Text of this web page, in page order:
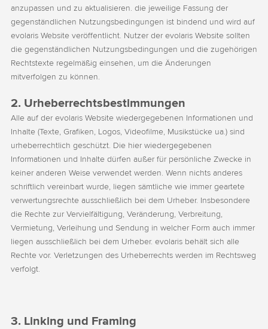
anzupassen und zu aktualisieren. die jeweilige Fassung der
gegenständlichen Nutzungsbedingungen ist bindend und wird auf
evolaris Website veröffentlicht. Nutzer der evolaris Website sollten
die gegenständlichen Nutzungsbedingungen und die zugehörigen
Rechtstexte regelmäßig einsehen, um die Änderungen
mitverfolgen zu können.
2. Urheberrechtsbestimmungen
Alle auf der evolaris Website wiedergegebenen Informationen und
Inhalte (Texte, Grafiken, Logos, Videofilme, Musikstücke ua.) sind
urheberrechtlich geschützt. Die hier wiedergegebenen
Informationen und Inhalte dürfen außer für persönliche Zwecke in
keiner anderen Weise verwendet werden. Wenn nichts anderes
schriftlich vereinbart wurde, liegen sämtliche wie immer geartete
verwertungsrechte ausschließlich bei dem Urheber. Insbesondere
die Rechte zur Vervielfältigung, Veränderung, Verbreitung,
Vermietung, Verleihung und Sendung in welcher Form auch immer
liegen ausschließlich bei dem Urheber. evolaris behält sich alle
Rechte vor. Verletzungen des Urheberrechts werden im Rechtsweg
verfolgt.
3. Linking und Framing